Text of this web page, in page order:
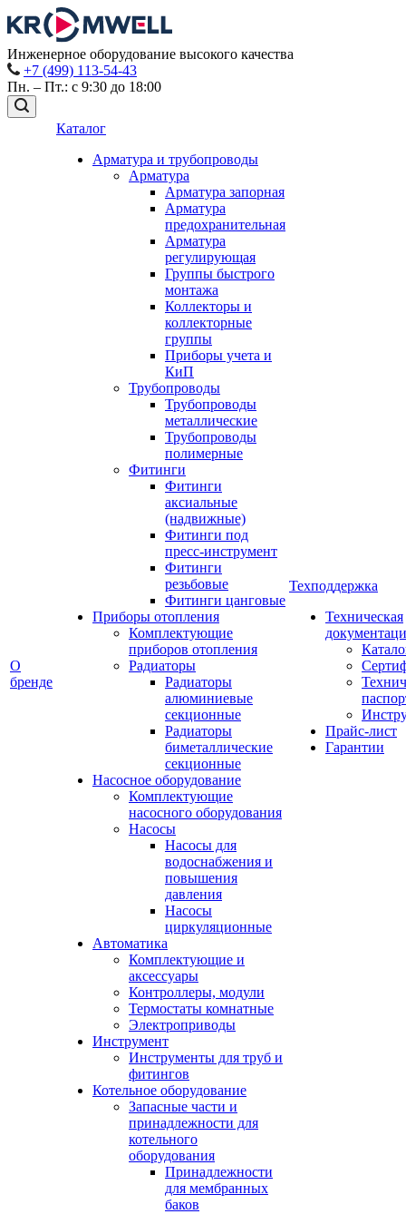
Инженерное оборудование высокого качества
+7 (499) 113-54-43
Пн. – Пт.: с 9:30 до 18:00
О
бренде
Каталог
Арматура и трубопроводы
Арматура
Арматура запорная
Арматура
предохранительная
Арматура
регулирующая
Группы быстрого
монтажа
Коллекторы и
коллекторные
группы
Приборы учета и
КиП
Трубопроводы
Трубопроводы
металлические
Трубопроводы
полимерные
Фитинги
Фитинги
аксиальные
(надвижные)
Фитинги под
пресс-инструмент
Фитинги
резьбовые
Фитинги цанговые
Приборы отопления
Комплектующие
приборов отопления
Радиаторы
Радиаторы
алюминиевые
секционные
Радиаторы
биметаллические
секционные
Насосное оборудование
Комплектующие
насосного оборудования
Насосы
Насосы для
водоснабжения и
повышения
давления
Насосы
циркуляционные
Автоматика
Комплектующие и
аксессуары
Контроллеры, модули
Термостаты комнатные
Электроприводы
Инструмент
Инструменты для труб и
фитингов
Котельное оборудование
Запасные части и
принадлежности для
котельного
оборудования
Принадлежности
для мембранных
баков
Техподдержка
Техническая
Прайс-лист
Гарантии